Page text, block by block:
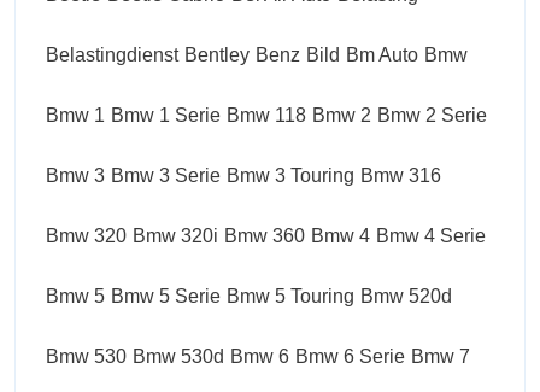
Belastingdienst Bentley Benz Bild Bm Auto Bmw
Bmw 1 Bmw 1 Serie Bmw 118 Bmw 2 Bmw 2 Serie
Bmw 3 Bmw 3 Serie Bmw 3 Touring Bmw 316
Bmw 320 Bmw 320i Bmw 360 Bmw 4 Bmw 4 Serie
Bmw 5 Bmw 5 Serie Bmw 5 Touring Bmw 520d
Bmw 530 Bmw 530d Bmw 6 Bmw 6 Serie Bmw 7